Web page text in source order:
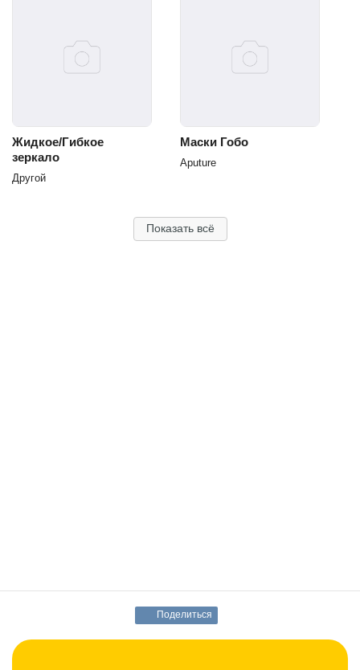
Жидкое/Гибкое
зеркало
Другой
Маски Гобо
Aputure
Показать всё
Поделиться